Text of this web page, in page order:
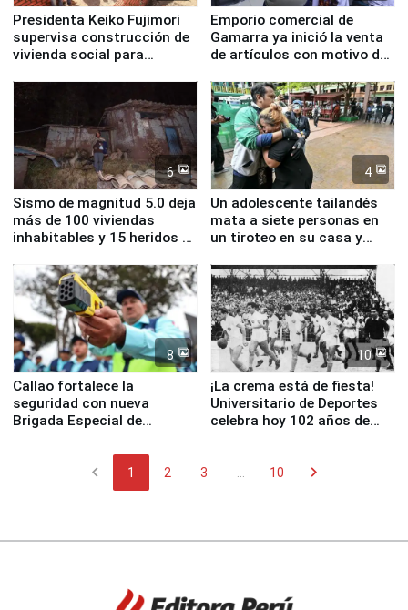
Presidenta Keiko Fujimori
supervisa construcción de
vivienda social para
Emporio comercial de
Gamarra ya inició la venta
de artículos con motivo de
6
Sismo de magnitud 5.0 deja
más de 100 viviendas
inhabitables y 15 heridos en
4
Un adolescente tailandés
mata a siete personas en
un tiroteo en su casa y
8
Callao fortalece la
seguridad con nueva
Brigada Especial de
equipamiento para
10
¡La crema está de fiesta!
Universitario de Deportes
celebra hoy 102 años de
chevron_left 1 2 3 10 chevron_right